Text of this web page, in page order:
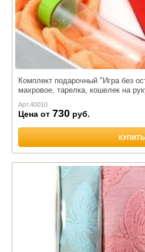
Комплект подарочный "Игра без
махровое, тарелка, кошелек на
Арт.40010
Цена от 730 руб.
КУПИТЬ